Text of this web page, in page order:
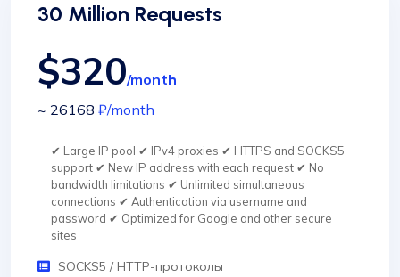
30 Million Requests
$320/month
~ 26168 ₽/month
✔ Large IP pool ✔ IPv4 proxies ✔ HTTPS and SOCKS5
support ✔ New IP address with each request ✔ No
bandwidth limitations ✔ Unlimited simultaneous
connections ✔ Authentication via username and
password ✔ Optimized for Google and other secure
sites
SOCKS5 / HTTP-протоколы